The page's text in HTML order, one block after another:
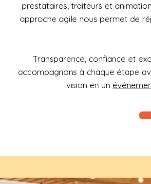
prestataires, traiteurs et
approche agile nous permet de
Transparence, confiance et
accompagnons à chaque étape
vision en un